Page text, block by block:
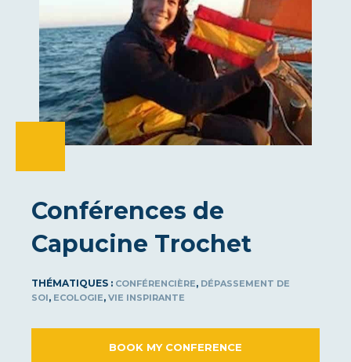
Conférences de
Capucine Trochet
THÉMATIQUES : CONFÉRENCIÈRE, DÉPASSEMENT DE
SOI, ECOLOGIE, VIE INSPIRANTE
BOOK MY CONFERENCE